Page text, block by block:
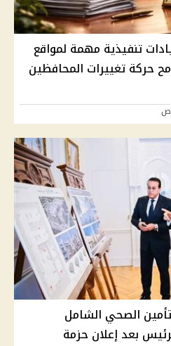
قيادات تنفيذية مهمة لمواقع
حركة تغييرات المحافظين
الصحي الشامل
بعد إعلان حزمة